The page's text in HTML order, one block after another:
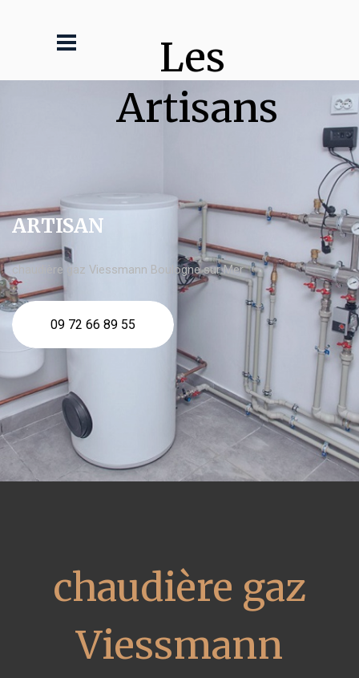
Les
Artisans
ARTISAN
chaudière gaz Viessmann Boulogne sur Mer
09 72 66 89 55
chaudière gaz
Viessmann